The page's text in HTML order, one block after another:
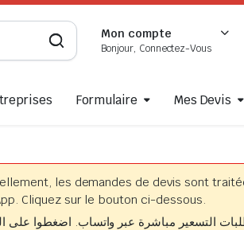
Mon compte
Bonjour, Connectez-Vous
Formulaire Mes Devis
les demandes de devis sont
Cliquez sur le bouton ci-dessous.
التسعير مباشرة عبر واتساب. اضغطوا على